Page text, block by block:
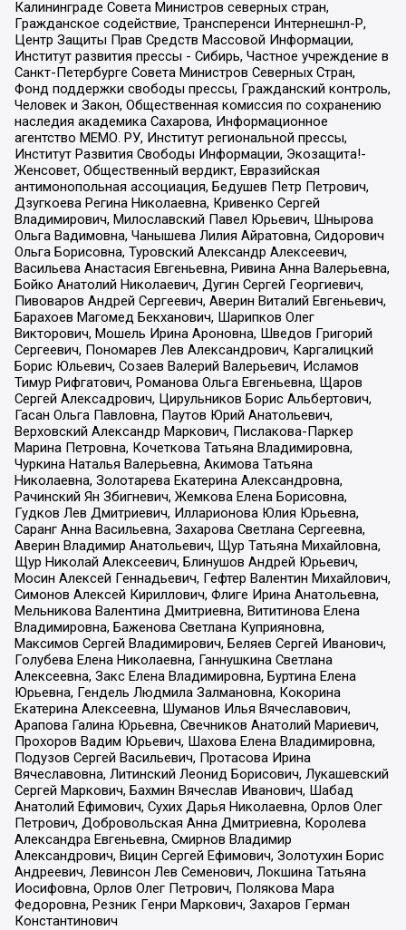
Калининграде Совета Министров северных стран,
Гражданское содействие, Трансперенси Интернешнл-Р,
Центр Защиты Прав Средств Массовой Информации,
Институт развития прессы - Сибирь, Частное учреждение в
Санкт-Петербурге Совета Министров Северных Стран,
Фонд поддержки свободы прессы, Гражданский контроль,
Человек и Закон, Общественная комиссия по сохранению
наследия академика Сахарова, Информационное
агентство МЕМО. РУ, Институт региональной прессы,
Институт Развития Свободы Информации, Экозащита!-
Женсовет, Общественный вердикт, Евразийская
антимонопольная ассоциация, Бедушев Петр Петрович,
Дзугкоева Регина Николаевна, Кривенко Сергей
Владимирович, Милославский Павел Юрьевич, Шнырова
Ольга Вадимовна, Чанышева Лилия Айратовна, Сидорович
Ольга Борисовна, Туровский Александр Алексеевич,
Васильева Анастасия Евгеньевна, Ривина Анна Валерьевна,
Бойко Анатолий Николаевич, Дугин Сергей Георгиевич,
Пивоваров Андрей Сергеевич, Аверин Виталий Евгеньевич,
Барахоев Магомед Бекханович, Шарипков Олег
Викторович, Мошель Ирина Ароновна, Шведов Григорий
Сергеевич, Пономарев Лев Александрович, Каргалицкий
Борис Юльевич, Созаев Валерий Валерьевич, Исламов
Тимур Рифгатович, Романова Ольга Евгеньевна, Щаров
Сергей Алексадрович, Цирульников Борис Альбертович,
Гасан Ольга Павловна, Паутов Юрий Анатольевич,
Верховский Александр Маркович, Пислакова-Паркер
Марина Петровна, Кочеткова Татьяна Владимировна,
Чуркина Наталья Валерьевна, Акимова Татьяна
Николаевна, Золотарева Екатерина Александровна,
Рачинский Ян Збигневич, Жемкова Елена Борисовна,
Гудков Лев Дмитриевич, Илларионова Юлия Юрьевна,
Саранг Анна Васильевна, Захарова Светлана Сергеевна,
Аверин Владимир Анатольевич, Щур Татьяна Михайловна,
Щур Николай Алексеевич, Блинушов Андрей Юрьевич,
Мосин Алексей Геннадьевич, Гефтер Валентин Михайлович,
Симонов Алексей Кириллович, Флиге Ирина Анатольевна,
Мельникова Валентина Дмитриевна, Вититинова Елена
Владимировна, Баженова Светлана Куприяновна,
Максимов Сергей Владимирович, Беляев Сергей Иванович,
Голубева Елена Николаевна, Ганнушкина Светлана
Алексеевна, Закс Елена Владимировна, Буртина Елена
Юрьевна, Гендель Людмила Залмановна, Кокорина
Екатерина Алексеевна, Шуманов Илья Вячеславович,
Арапова Галина Юрьевна, Свечников Анатолий Мариевич,
Прохоров Вадим Юрьевич, Шахова Елена Владимировна,
Подузов Сергей Васильевич, Протасова Ирина
Вячеславовна, Литинский Леонид Борисович, Лукашевский
Сергей Маркович, Бахмин Вячеслав Иванович, Шабад
Анатолий Ефимович, Сухих Дарья Николаевна, Орлов Олег
Петрович, Добровольская Анна Дмитриевна, Королева
Александра Евгеньевна, Смирнов Владимир
Александрович, Вицин Сергей Ефимович, Золотухин Борис
Андреевич, Левинсон Лев Семенович, Локшина Татьяна
Иосифовна, Орлов Олег Петрович, Полякова Мара
Федоровна, Резник Генри Маркович, Захаров Герман
Константинович